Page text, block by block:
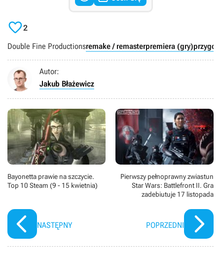
2
Double Fine Productionsremake / remasterpremiera (gry)
Autor:
Jakub Błażewicz
Bayonetta prawie na szczycie.
Top 10 Steam (9 - 15 kwietnia)
NASTĘPNY
Pierwszy pełnoprawny zwiastun
Star Wars: Battlefront II. Gra
zadebiutuje 17 listopada
POPRZEDNI